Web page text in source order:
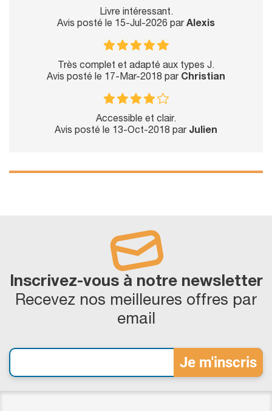
Livre intéressant.
Avis posté le 15-Jul-2026 parAlexis
Très complet et adapté aux types J.
Avis posté le 17-Mar-2018 par Christian
Accessible et clair.
Avis posté le 13-Oct-2018 par Julien
Inscrivez-vous à notre newsletter
Recevez nos meilleures offres par
email